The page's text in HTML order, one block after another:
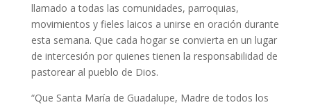
llamado a todas las comunidades, parroquias,
movimientos y fieles laicos a unirse en oración durante
esta semana. Que cada hogar se convierta en un lugar
de intercesión por quienes tienen la responsabilidad de
pastorear al pueblo de Dios.
“Que Santa María de Guadalupe, Madre de todos los